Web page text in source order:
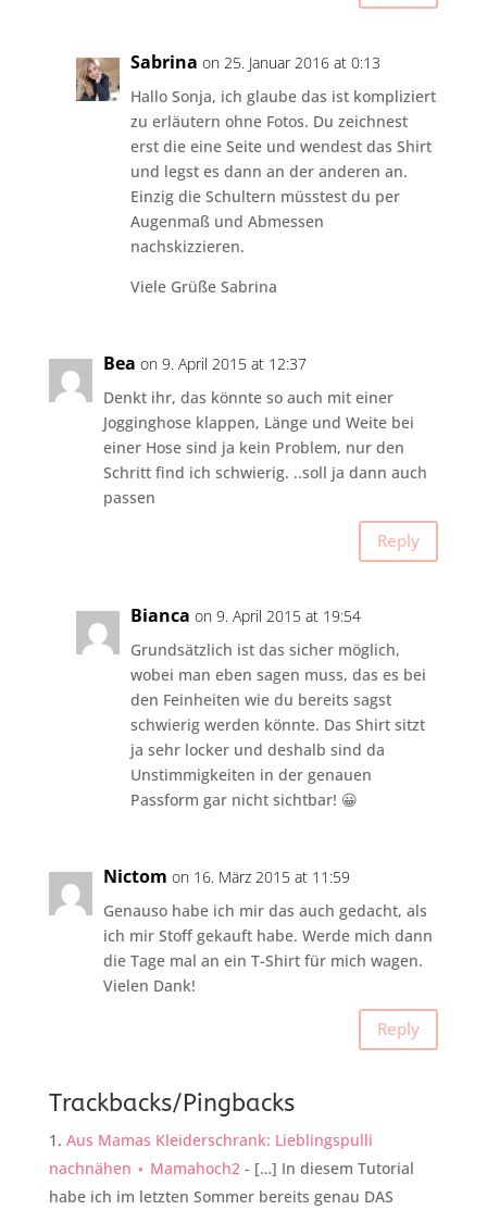
Sabrina on 25. Januar 2016 at 0:13
Hallo Sonja, ich glaube das ist kompliziert
zu erläutern ohne Fotos. Du zeichnest
erst die eine Seite und wendest das Shirt
und legst es dann an der anderen an.
Einzig die Schultern müsstest du per
Augenmaß und Abmessen
nachskizzieren.
Viele Grüße Sabrina
Bea on 9. April 2015 at 12:37
Denkt ihr, das könnte so auch mit einer
Jogginghose klappen, Länge und Weite bei
einer Hose sind ja kein Problem, nur den
Schritt find ich schwierig. ..soll ja dann auch
passen
Reply
Bianca on 9. April 2015 at 19:54
Grundsätzlich ist das sicher möglich,
wobei man eben sagen muss, das es bei
den Feinheiten wie du bereits sagst
schwierig werden könnte. Das Shirt sitzt
ja sehr locker und deshalb sind da
Unstimmigkeiten in der genauen
Passform gar nicht sichtbar! 😀
Nictom on 16. März 2015 at 11:59
Genauso habe ich mir das auch gedacht, als
ich mir Stoff gekauft habe. Werde mich dann
die Tage mal an ein T-Shirt für mich wagen.
Vielen Dank!
Reply
Trackbacks/Pingbacks
Aus Mamas Kleiderschrank: Lieblingspulli
nachnähen ⋆ Mamahoch2- […] In diesem Tutorial
habe ich im letzten Sommer bereits genau DAS